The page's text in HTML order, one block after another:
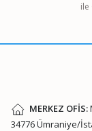
Ürünile
MERKEZ OFİS:
34776 Ümraniye/